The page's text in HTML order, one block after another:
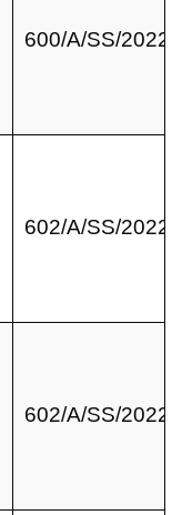
600/A/SS/2022
602/A/SS/2022
602/A/SS/2022